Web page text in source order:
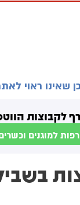
שאינו ראוי
לקבוצות
למוגנים